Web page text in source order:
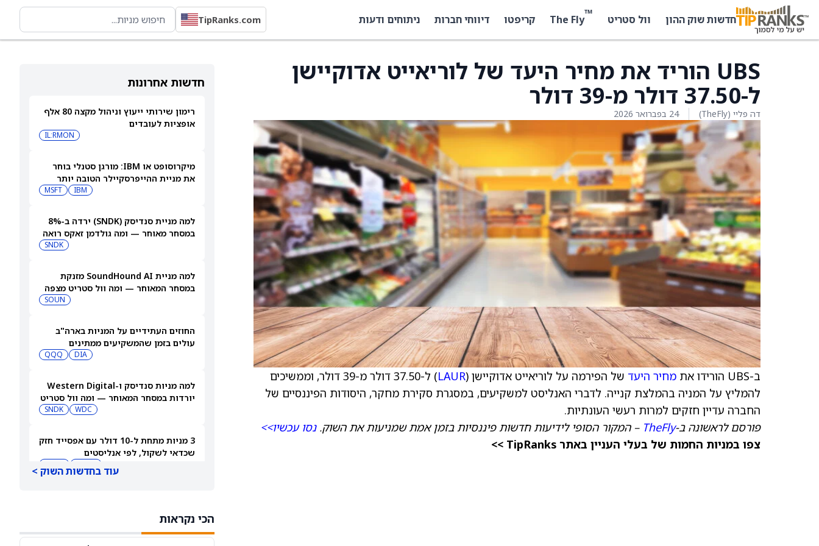
חדשות שוק ההון וול סטריט ™
The Fly קריפטו דיווחי חברות ניתוחים ודעות TipRanks.com
חדשות אחרונות
רימון שירותי ייעוץ וניהול מקצה 80 אלף
אופציות לעובדים
IL:RMON
מיקרוסופט או IBM: מורגן סטנלי בוחר
את מניית ההייפרסקיילר הטובה יותר
IBM
MSFT
למה מניית סנדיסק (SNDK) ירדה ב-8%
במסחר מאוחר — ומה גולדמן זאקס רואה
SNDK
למה מניית SoundHound AI מזנקת
במסחר המאוחר — ומה וול סטריט מצפה
SOUN
החוזים העתידיים על המניות בארה"ב
עולים בזמן שהמשקיעים ממתינים
DIA
QQQ
למה מניות סנדיסק ו-Western Digital
יורדות במסחר המאוחר — ומה וול סטריט
WDC
SNDK
3 מניות מתחת ל-10 דולר עם אפסייד חזק
שכדאי לשקול, לפי אנליסטים
לקרנות סל חלל עם חשיפה גבוהה
עוד בחדשות השוק >
הכי נקראות
UBS הוריד את מחיר היעד של לוריאייט אדוקיישן
ל-37.50 דולר מ-39 דולר
דה פליי (TheFly) 24 בפברואר 2026
ב-UBS הורידו את מחיר היעד של הפירמה על לוריאייט אדוקיישן (LAUR
) ל-37.50 דולר מ-39 דולר, וממשיכים
להמליץ על המניה בהמלצת קנייה. לדברי האנליסט למשקיעים, במסגרת סקירת מחקר, היסודות הפיננסיים של
החברה עדיין חזקים למרות רעשי העונתיות.
פורסם לראשונה ב-TheFly – המקור הסופי לידיעות חדשות פיננסיות בזמן אמת שמניעות את השוק.נסו עכשיו>>
צפו במניות החמות של בעלי העניין באתר TipRanks >>